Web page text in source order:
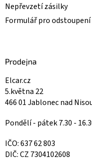
Nepřevzetí zásilky
Formulář pro odstoupení
Prodejna
Elcar.cz
5.května 22
466 01 Jablonec nad
Pondělí - pátek 7.30 -
IČO: 637 62 803
DIČ: CZ 7304102608